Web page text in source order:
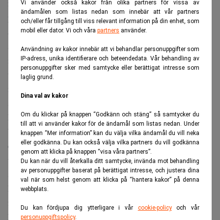
Vi använder också kakor från olika partners för vissa av
ändamålen som listas nedan som innebär att vår partners
och/eller får tillgång till viss relevant information på din enhet, som
mobil eller dator. Vi och våra partners använder.
Användning av kakor innebär att vi behandlar personuppgifter som
IP-adress, unika identifierare och beteendedata. Vår behandling av
personuppgifter sker med samtycke eller berättigat intresse som
laglig grund.
Dina val av kakor
Om du klickar på knappen “Godkänn och stäng” så samtycker du
till att vi använder kakor för de ändamål som listas nedan. Under
knappen “Mer information” kan du välja vilka ändamål du vill neka
eller godkänna. Du kan också välja vilka partners du vill godkänna
genom att klicka på knappen “visa våra partners”.
Du kan när du vill återkalla ditt samtycke, invända mot behandling
av personuppgifter baserat på berättigat intresse, och justera dina
val när som helst genom att klicka på “hantera kakor” på denna
webbplats.
Du kan fördjupa dig ytterligare i vår cookie-policyoch vår
personuppgiftspolicy.
migranter ska hamna i någon form av sysselsättning ligger
på 8-9 år? Och mediantiden betyder i det här fallet alltså
att hälften av migranterna har fått någon form av
sysselsättning, vilket i sämsta fall innebär att ha en
inkomst från en arbetsmarknadspolitisk åtgärd eller
utbildning minst en timme i veckan. Det vill säga långt
Migrationsverkets årsredovisning för 2016 visar att verket
betalat ut 59 miljarder kronor för sin verksamhet som till
exempel flyktingmottagningar. Till den summan kommer
upplupna skulder på ytterligare 14 miljarder. Det
summerar till en statsfinansiell kostnad på 73 miljarder
kronor eller 8 procent av statsbudgeten. Och då har
förmodligen inte alla kommuner ännu hunnit skicka sina
krav på verket för 2016. Jämför det med polisen och